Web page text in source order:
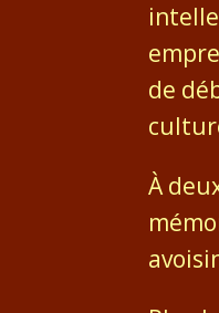
de
À